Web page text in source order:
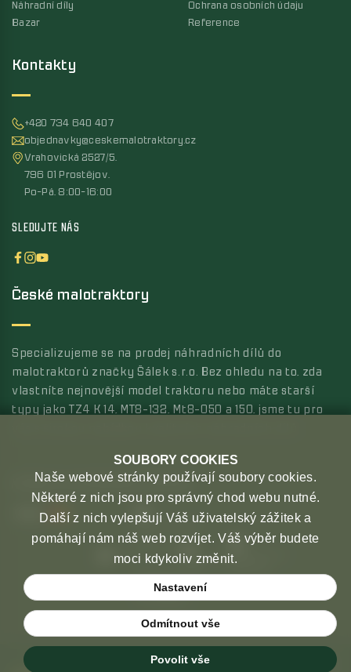
Kontakty
+420 734 640 407
objednavky@ceskemalotraktory.cz
Vrahovická 2527/5,
796 01 Prostějov,
Po-Pá, 8:00-16:00
SLEDUJTE NÁS
Náhradní díly
Bazar
Ochrana osobních údaju
Reference
České malotraktory
Specializujeme se na prodej náhradních dílů do
malotraktorů značky Šálek s.r.o. Bez ohledu na to, zda
vlastníte nejnovější model traktoru nebo máte starší
typy jako TZ4 K 14, MT8-132, Mt8-050 a 150, jsme tu pro
MOŽNOSTI PLATBYMOŽNOSTI DOPRAVY
Copyright © 2026 České malotraktory
SOUBORY COOKIES
Naše webové stránky používají soubory cookies.
Některé z nich jsou pro správný chod webu nutné.
Další z nich vylepšují Váš uživatelský zážitek a
pomáhají nám náš web rozvíjet. Váš výběr budete
moci kdykoliv změnit.
Nastavení
Odmítnout vše
Povolit vše